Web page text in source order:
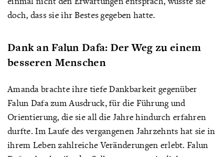
doch, dass sie ihr Bestes gegeben hatte.
Dank an Falun Dafa: Der Weg zu einem
besseren Menschen
Amanda brachte ihre tiefe Dankbarkeit gegenüber
Falun Dafa zum Ausdruck, für die Führung und
Orientierung, die sie all die Jahre hindurch erfahren
durfte. Im Laufe des vergangenen Jahrzehnts hat sie in
ihrem Leben zahlreiche Veränderungen erlebt. Falun